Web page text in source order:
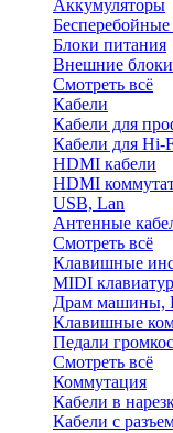
Аккумуляторы
Блоки питания
Внешние
Смотреть всё
Кабели
Кабели для
Кабели для Hi-
HDMI кабели
HDMI
USB, Lan
Антенные
Смотреть всё
Клавишные
MIDI
Драм машины,
Клавишные
Педали
Смотреть всё
Коммутация
Кабели в
Кабели с